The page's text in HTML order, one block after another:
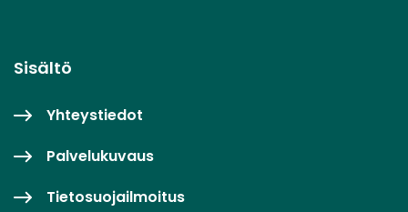
Sisältö
Yhteystiedot
Palvelukuvaus
Tietosuojailmoitus